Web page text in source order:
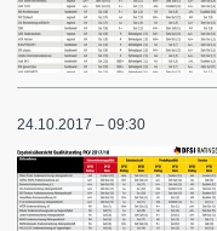
24.10.2017 – 09:30